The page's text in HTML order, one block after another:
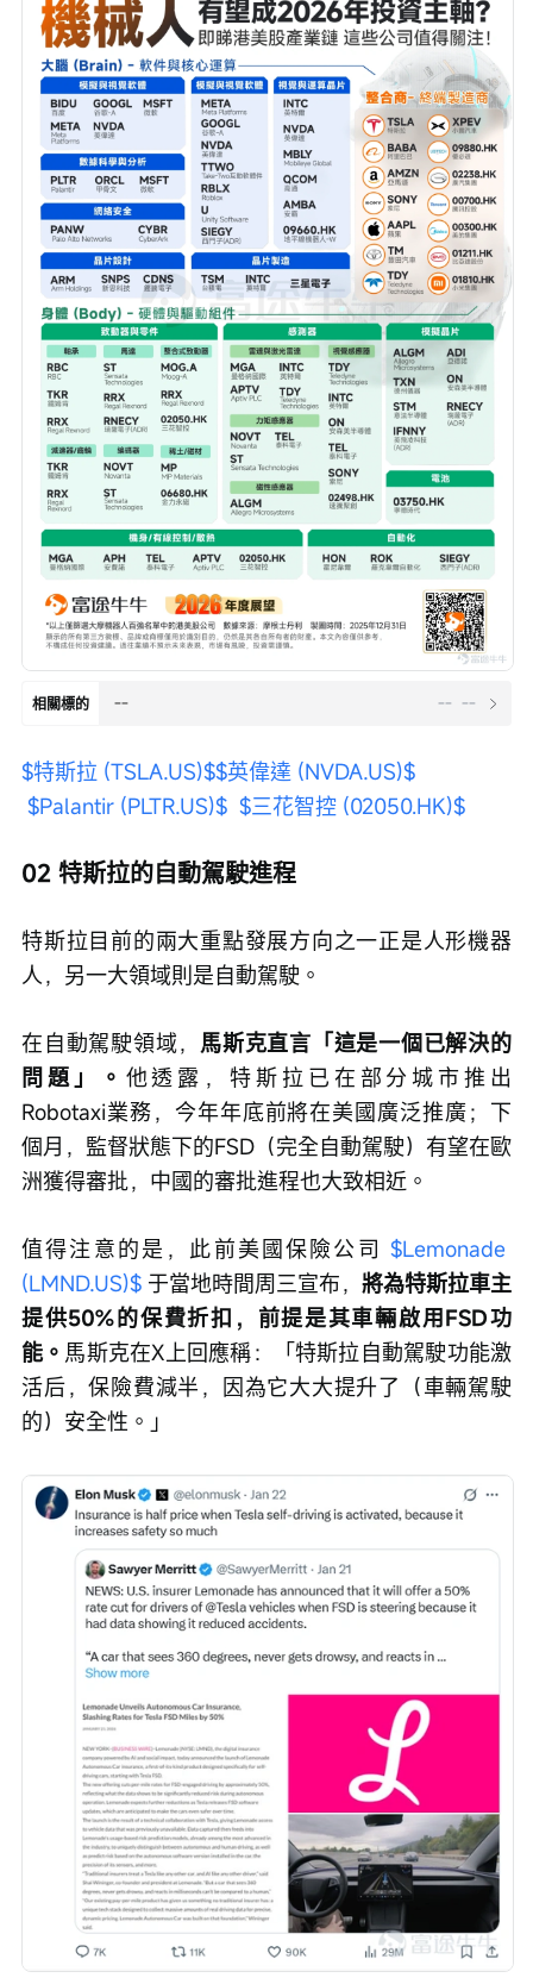
相關標的 -- -- --
$特斯拉 (TSLA.US)$$英偉達 (NVDA.US)$
$Palantir (PLTR.US)$ $三花智控 (02050.HK)$
02 特斯拉的自動駕駛進程
特斯拉目前的兩大重點發展方向之一正是人形機器
人，另一大領域則是自動駕駛。
在自動駕駛領域， 馬斯克直言「這是一個已解決的
問題」。 他透露，特斯拉已在部分城市推出
Robotaxi業務，今年年底前將在美國廣泛推廣；下
個月，監督狀態下的FSD（完全自動駕駛）有望在歐
洲獲得審批，中國的審批進程也大致相近。
值得注意的是，此前美國保險公司 $Lemonade
(LMND.US)$ 于當地時間周三宣布， 將為特斯拉車主
提供50%的保費折扣，前提是其車輛啟用FSD功
能。 馬斯克在X上回應稱：「特斯拉自動駕駛功能激
活后，保險費減半，因為它大大提升了（車輛駕駛
的）安全性。」